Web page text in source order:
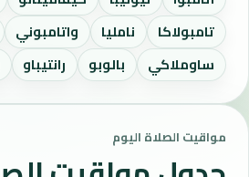
تامبولاكا
نامليا واتامبوني
ساوملاكي
بالوبو رانتيباو
مواقيت الصلاة اليوم